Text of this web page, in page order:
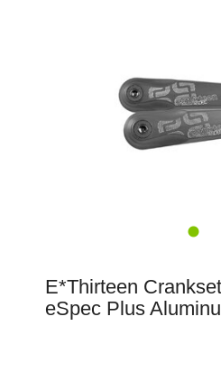
E*Thirteen
eSpec Plus